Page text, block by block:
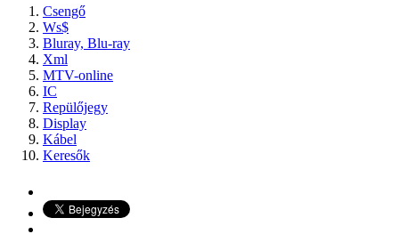
Csengő
Ws$
Bluray, Blu-ray
Xml
MTV-online
IC
Repülőjegy
Display
Kábel
Keresők